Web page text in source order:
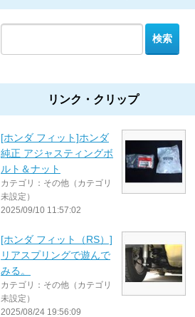
リンク・クリップ
[ホンダ フィット]ホンダ
純正 アジャスティングボ
ルト＆ナット
カテゴリ：その他（カテゴリ
未設定）
2025/09/10 11:57:02
[ホンダ フィット（RS）]
リアスプリングで遊んで
みる。
カテゴリ：その他（カテゴリ
未設定）
2025/08/24 19:56:09